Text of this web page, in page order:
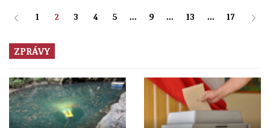
1 2 3 4 5 ... 9 ... 13 ... 17
ZPRÁVY